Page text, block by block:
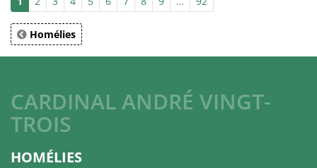
Homélies
CARDINAL ANDRÉ VINGT-
TROIS
HOMÉLIES